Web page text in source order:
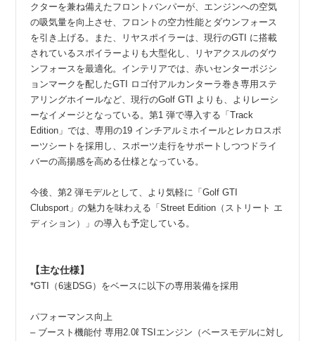
クターを兼ね備えたフロントバンパーが、エンジンへの空気
の吸気量を向上させ、フロントの空力性能とダウンフォース
を引き上げる。また、リヤスポイラーは、現行のGTI に搭載
されているスポイラーよりも大型化し、リヤアクスルのダウ
ンフォースを最適化。インテリアでは、赤いセンターポジシ
ョンマークを配したGTI ロゴ付アルカンターラ巻き専用ステ
アリングホイールなど、現行のGolf GTI よりも、よりレーシ
ーなイメージとなっている。第1 弾で導入する「Track
Edition」では、専用の19 インチアルミホイールとレカロスポ
ーツシートを採用し、スポーツ走行をサポートしつつドライ
バーの高揚感を高める仕様となっている。
今後、第2 弾モデルとして、より気軽に「Golf GTI
Clubsport」の魅力を味わえる「Street Edition（ストリート エ
ディション）」の導入も予定している。
【主な仕様】
*GTI（6速DSG）をベースに以下の専用装備を採用
パフォーマンス向上
– ブースト機能付 専用2.0ℓ TSIエンジン（ベースモデルに対し